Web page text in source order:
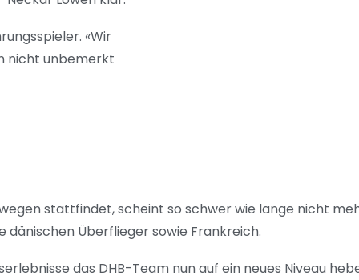
«Wir
nicht unbemerkt
stattfindet, scheint so schwer wie lange nicht
dänischen Überflieger sowie Frankreich.
das DHB-Team nun auf ein neues Niveau